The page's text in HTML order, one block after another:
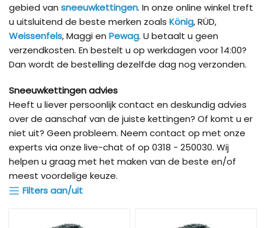
gebied van sneeuwkettingen. In onze online winkel treft
u uitsluitend de beste merken zoals König, RÜD,
Weissenfels, Maggi en Pewag. U betaalt u geen
verzendkosten. En bestelt u op werkdagen voor 14:00?
Dan wordt de bestelling dezelfde dag nog verzonden.
Sneeuwkettingen advies
Heeft u liever persoonlijk contact en deskundig advies
over de aanschaf van de juiste kettingen? Of komt u er
niet uit? Geen probleem. Neem contact op met onze
experts via onze live-chat of op 0318 - 250030. Wij
helpen u graag met het maken van de beste en/of
meest voordelige keuze.
Filters aan/uit